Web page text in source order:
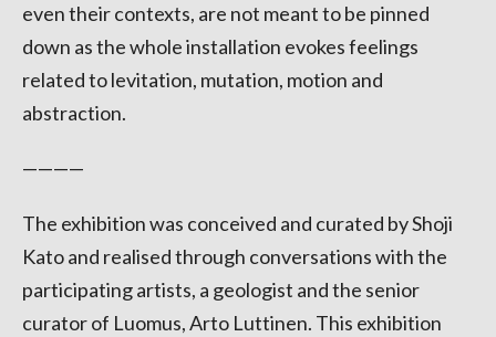
even their contexts, are not meant to be pinned
down as the whole installation evokes feelings
related to levitation, mutation, motion and
abstraction.
————
The exhibition was conceived and curated by Shoji
Kato and realised through conversations with the
participating artists, a geologist and the senior
curator of Luomus, Arto Luttinen. This exhibition